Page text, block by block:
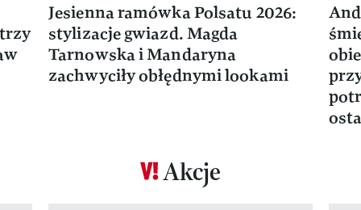
Jesienna ramówka Polsatu 2026:
stylizacje gwiazd. Magda
Tarnowska i Mandaryna
zachwyciły obłędnymi lookami
Akcje